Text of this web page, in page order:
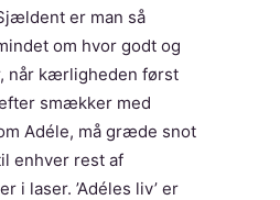
er man så
om hvor godt og
når kærligheden først
smækker med
Adéle, må græde snot
enhver rest af
i laser. ’Adéles liv’ er